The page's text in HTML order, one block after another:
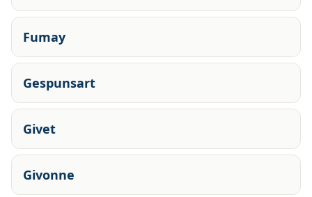
Fumay
Gespunsart
Givet
Givonne